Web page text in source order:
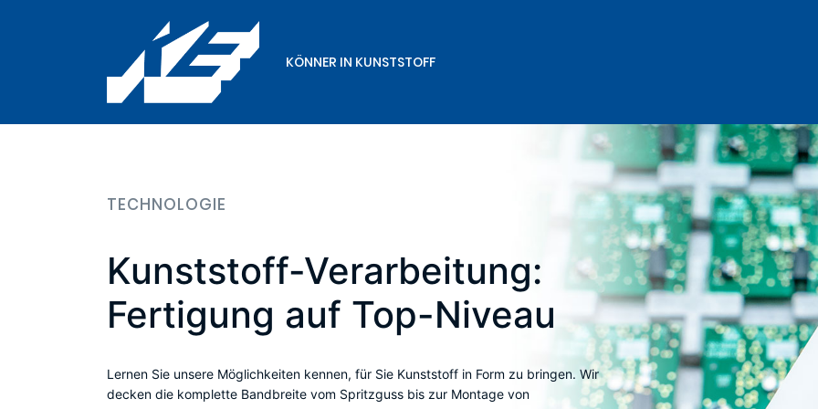
KÖNNER IN KUNSTSTOFF
TECHNOLOGIE
Kunststoff-Verarbeitung:
Fertigung auf Top-Niveau
Lernen Sie unsere Möglichkeiten kennen, für Sie Kunststoff in Form zu bringen. Wir
decken die komplette Bandbreite vom Spritzguss bis zur Montage von